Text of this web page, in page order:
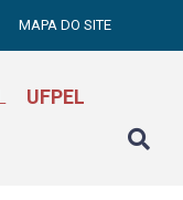
MAPA DO SITE
UFPEL